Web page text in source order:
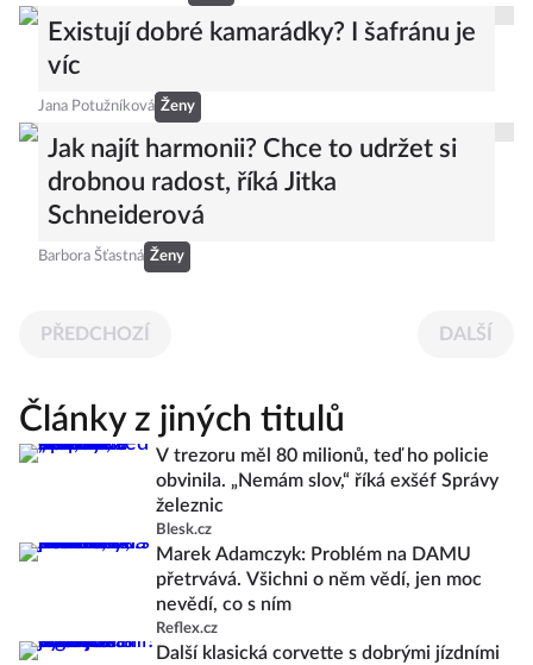
Existují dobré kamarádky? I šafránu je
víc
Jana Potužníková Ženy
Jak najít harmonii? Chce to udržet si
drobnou radost, říká Jitka
Schneiderová
Barbora Šťastná Ženy
PŘEDCHOZÍ DALŠÍ
Články z jiných titulů
V trezoru měl 80 milionů, teď ho policie
obvinila. „Nemám slov,“ říká exšéf Správy
železnic
Blesk.cz
Marek Adamczyk: Problém na DAMU
přetrvává. Všichni o něm vědí, jen moc
nevědí, co s ním
Reflex.cz
Další klasická corvette s dobrými jízdními